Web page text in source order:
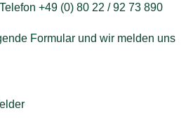
+49 (0) 80 22 / 92 73 890
Formular und wir melden uns